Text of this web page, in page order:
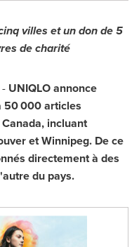
villes et un don de 5
de charité
UNIQLO annonce
50 000 articles
Canada, incluant
etWinnipeg. De ce
directement à des
du pays.